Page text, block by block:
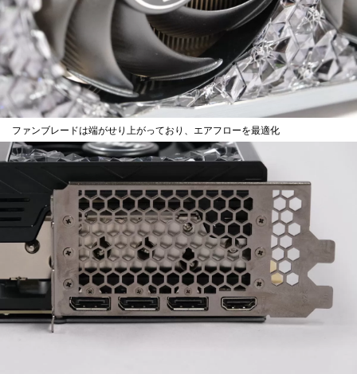
ファンブレードは端がせり上がっており、エアフローを最適化